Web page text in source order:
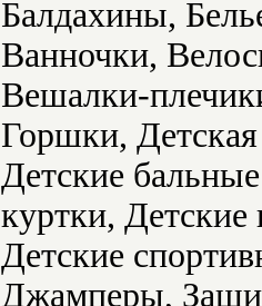
Балдахины,
Ванночки,
Вешалки-
Горшки,
Детские
куртки, Детские
Детские
Джамперы,